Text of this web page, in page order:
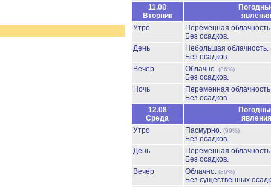
11.08
Вторник
явления
Утро
Переменная
Без осадков.
День
Небольшая облачность.
Без осадков.
Вечер
Облачно. (86%)
Без осадков.
Ночь
Переменная
Без осадков.
12.08
Среда
явления
Утро
Пасмурно. (99%)
Без осадков.
День
Переменная
Без осадков.
Вечер
Облачно. (86%)
Без существенных